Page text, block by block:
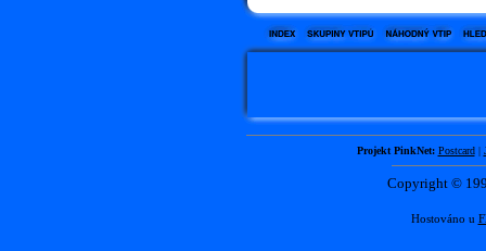
Projekt PinkNet: Postcard|
Copyright ©
Hostováno u